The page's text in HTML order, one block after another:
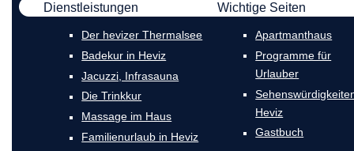
Dienstleistungen
Der hevizer Thermalsee
Badekur in Heviz
Jacuzzi, Infrasauna
Die Trinkkur
Massage im Haus
Familienurlaub in Heviz
Wichtige Seiten
Apartmanthaus
Programme für
Urlauber
Heviz
Gastbuch